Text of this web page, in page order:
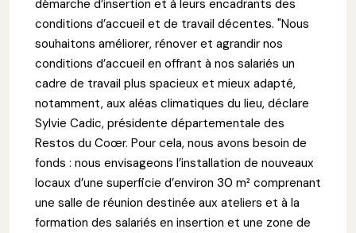
démarche d’insertion et à leurs encadrants des
conditions d’accueil et de travail décentes. "Nous
souhaitons améliorer, rénover et agrandir nos
conditions d’accueil en offrant à nos salariés un
cadre de travail plus spacieux et mieux adapté,
notamment, aux aléas climatiques du lieu, déclare
Sylvie Cadic, présidente départementale des
Restos du Coœr. Pour cela, nous avons besoin de
fonds : nous envisageons l’installation de nouveaux
locaux d’une superficie d’environ 30 m² comprenant
une salle de réunion destinée aux ateliers et à la
formation des salariés en insertion et une zone de